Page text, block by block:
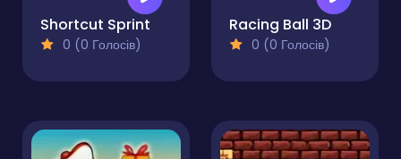
Shortcut Sprint
0 (0 Голосів)
Racing Ball 3D
0 (0 Голосів)